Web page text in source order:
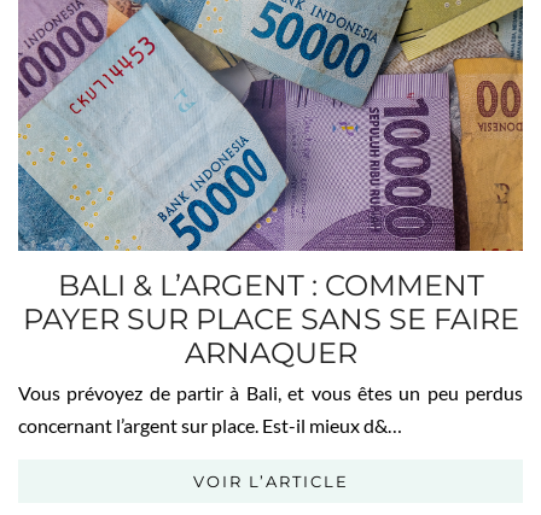
BALI & L’ARGENT : COMMENT
PAYER SUR PLACE SANS SE FAIRE
ARNAQUER
Vous prévoyez de partir à Bali, et vous êtes un peu perdus
concernant l’argent sur place. Est-il mieux d&…
VOIR L’ARTICLE